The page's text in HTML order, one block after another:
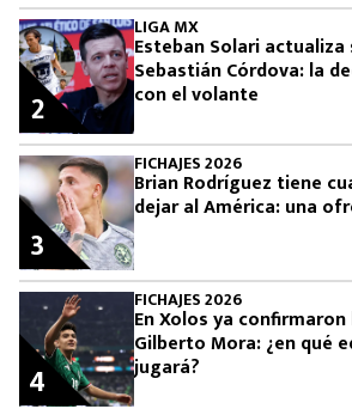
LIGA MX
Esteban Solari
Sebastián Córdova: la
con el volante
2
FICHAJES 2026
Brian Rodríguez tiene
dejar al América: una
3
FICHAJES 2026
En Xolos ya
Gilberto Mora: ¿en qué
jugará?
4